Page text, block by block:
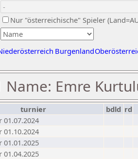
Nur "österreichische" Spieler
Burgenland
Name: Emre
turnier bdld rd
01.07.2024
01.10.2024
01.01.2025
01.04.2025